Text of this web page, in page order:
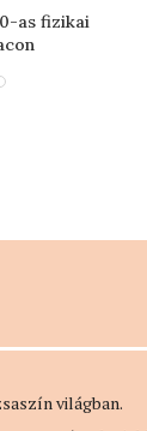
as fizikai
világban.